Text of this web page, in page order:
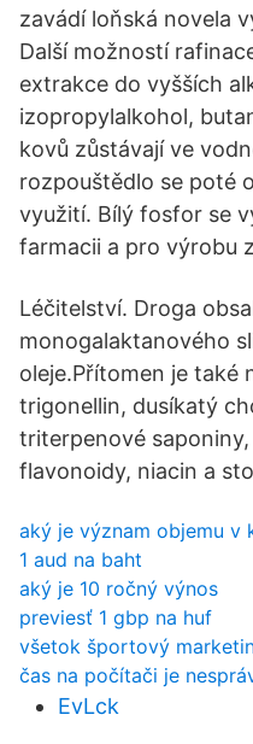
zavádí loňská novela
Další možností
extrakce do vyšších
izopropylalkohol,
kovů zůstávají ve
rozpouštědlo se poté
využití. Bílý fosfor se
farmacii a pro výrobu
Léčitelství. Droga
monogalaktanového
oleje.Přítomen je také
trigonellin, dusíkatý
triterpenové
flavonoidy, niacin a
aký je význam objemu v
1 aud na baht
aký je 10 ročný výnos
previesť 1 gbp na huf
všetok športový
čas na počítači je
EvLck